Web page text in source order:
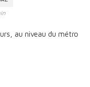
au niveau du métro